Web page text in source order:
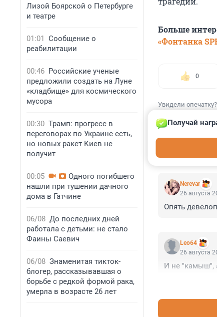
Лизой Боярской о Петербурге
и театре
01:01 Сообщение о
реабилитации
00:46 Российские ученые
предложили создать на Луне
«кладбище» для космического
мусора
00:30 Трамп: прогресс в
переговорах по Украине есть,
но новых ракет Киев не
получит
00:05
Одного погибшего
нашли при тушении дачного
дома в Гатчине
06/08 До последних дней
работала с детьми: не стало
Фаины Саевич
06/08 Знаменитая тикток-
блогер, рассказывавшая о
борьбе с редкой формой рака,
умерла в возрасте 26 лет
Больше
«Фонтанка
0
Увидели
Nerevar
Получай
26 августа
Опять
Leo64
26 августа
И не "камыш",